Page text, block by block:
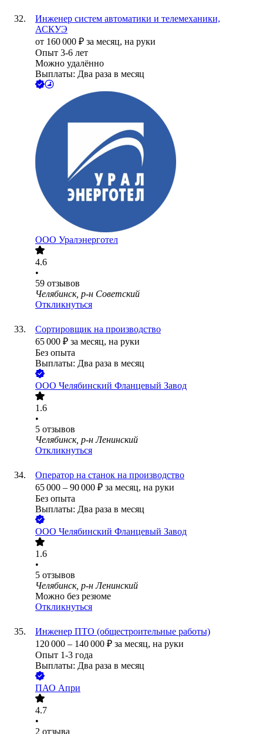
Инженер систем автоматики и телемеханики,
АСКУЭ
от 160 000 ₽ за месяц, на руки
Опыт 3-6 лет
Можно удалённо
Выплаты: Два раза в месяц
ООО Уралэнерготел
4.6
•
59 отзывов
Челябинск, р-н Советский
Откликнуться
Сортировщик на производство
65 000 ₽ за месяц, на руки
Без опыта
Выплаты: Два раза в месяц
ООО Челябинский Фланцевый Завод
1.6
•
5 отзывов
Челябинск, р-н Ленинский
Откликнуться
Оператор на станок на производство
65 000 – 90 000 ₽ за месяц, на руки
Без опыта
Выплаты: Два раза в месяц
ООО Челябинский Фланцевый Завод
1.6
•
5 отзывов
Челябинск, р-н Ленинский
Можно без резюме
Откликнуться
Инженер ПТО (общестроительные работы)
120 000 – 140 000 ₽ за месяц, на руки
Опыт 1-3 года
Выплаты: Два раза в месяц
ПАО Апри
4.7
•
2 отзыва